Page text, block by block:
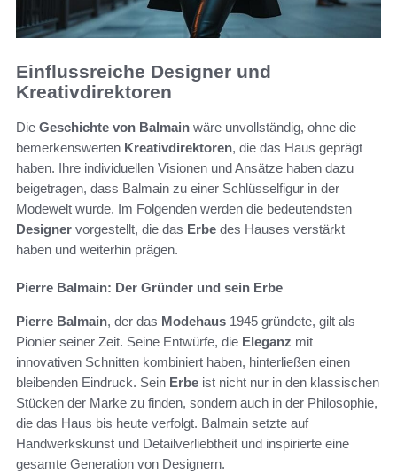
Einflussreiche Designer und
Kreativdirektoren
Die Geschichte von Balmain wäre unvollständig, ohne die
bemerkenswerten Kreativdirektoren, die das Haus geprägt
haben. Ihre individuellen Visionen und Ansätze haben dazu
beigetragen, dass Balmain zu einer Schlüsselfigur in der
Modewelt wurde. Im Folgenden werden die bedeutendsten
Designer vorgestellt, die das Erbe des Hauses verstärkt
haben und weiterhin prägen.
Pierre Balmain: Der Gründer und sein Erbe
Pierre Balmain, der das Modehaus 1945 gründete, gilt als
Pionier seiner Zeit. Seine Entwürfe, die Eleganz mit
innovativen Schnitten kombiniert haben, hinterließen einen
bleibenden Eindruck. Sein Erbe ist nicht nur in den klassischen
Stücken der Marke zu finden, sondern auch in der Philosophie,
die das Haus bis heute verfolgt. Balmain setzte auf
Handwerkskunst und Detailverliebtheit und inspirierte eine
gesamte Generation von Designern.